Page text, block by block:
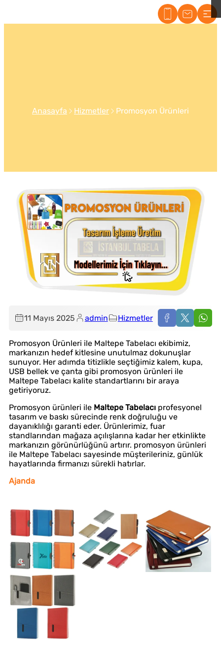
Anasayfa Hizmetler Promosyon Ürünleri
11 Mayıs 2025 admin Hizmetler
Promosyon Ürünleri ile Maltepe Tabelacı ekibimiz,
markanızın hedef kitlesine unutulmaz dokunuşlar
sunuyor. Her adımda titizlikle seçtiğimiz kalem, kupa,
USB bellek ve çanta gibi promosyon ürünleri ile
Maltepe Tabelacı kalite standartlarını bir araya
getiriyoruz.
Promosyon ürünleri ile Maltepe Tabelacı profesyonel
tasarım ve baskı sürecinde renk doğruluğu ve
dayanıklılığı garanti eder. Ürünlerimiz, fuar
standlarından mağaza açılışlarına kadar her etkinlikte
markanızın görünürlüğünü artırır. promosyon ürünleri
ile Maltepe Tabelacı sayesinde müşterileriniz, günlük
hayatlarında firmanızı sürekli hatırlar.
Ajanda